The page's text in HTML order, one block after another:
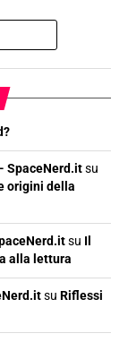
SpaceNerd.itsu
origini della
su Il
alla lettura
su Riflessi